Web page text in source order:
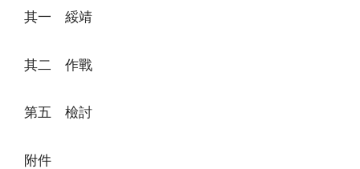
其一 綏靖
其二 作戰
第五 檢討
附件